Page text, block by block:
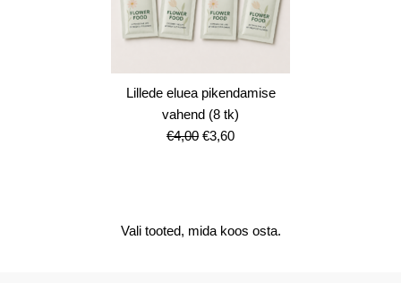
Lillede eluea pikendamise
vahend (8 tk)
€4,00 Algne
€3,60Current
Vali tooted, mida koos osta.